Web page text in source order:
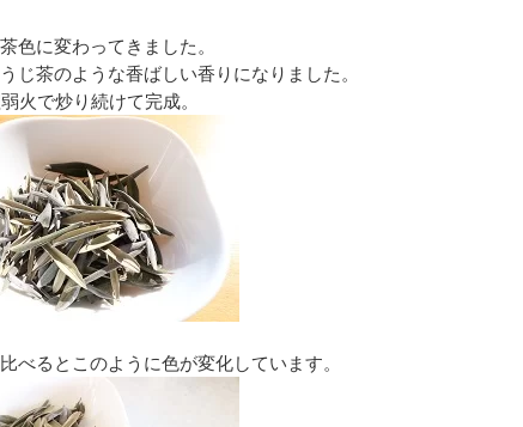
色に変わってきました。
じ茶のような香ばしい香りになりました。
火で炒り続けて完成。
べるとこのように色が変化しています。